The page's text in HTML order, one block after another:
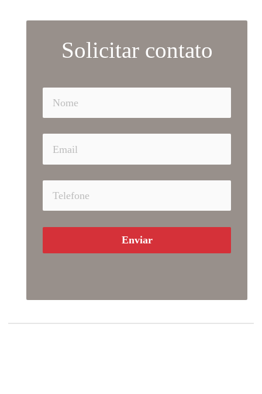
Solicitar contato
Enviar